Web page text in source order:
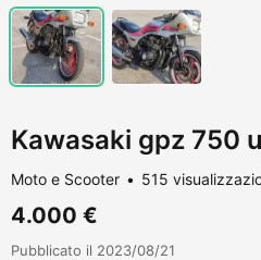
Kawasaki gpz 750
Moto e Scooter 515
4.000 €
Pubblicato il 2023/08/21